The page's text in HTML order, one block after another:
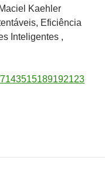
Kaehler
Eficiência
Inteligentes ,